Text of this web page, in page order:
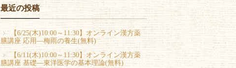
最近の投稿
【6/25(木)10:00～11:30】オンライン漢方薬
膳講座 応用―梅雨の養生(無料)
【6/11(木)10:00～11:30】オンライン漢方薬
膳講座 基礎―東洋医学の基本理論(無料)